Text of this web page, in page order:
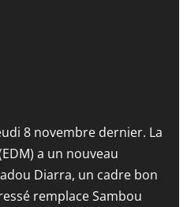
8 novembre dernier. La
a un nouveau
Diarra, un cadre bon
remplace Sambou